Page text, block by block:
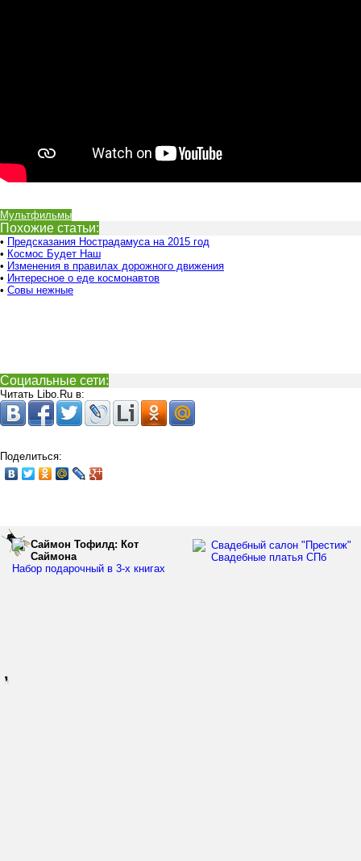
Мультфильмы
Похожие статьи:
• Предсказания Нострадамуса на 2015 год
• Космос Будет Наш
• Изменения в правилах дорожного движения
• Интересное о еде космонавтов
• Совы нежные
Социальные сети:
Читать Libo.Ru в:
Поделиться:
Саймон Тофилд: Кот
Саймона
Набор подарочный в 3-х книгах
Свадебный салон "Престиж"
Свадебные платья СПб